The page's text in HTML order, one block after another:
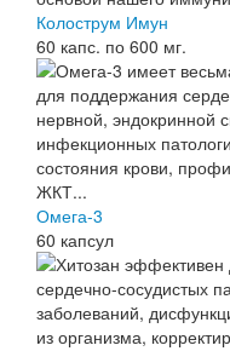
Колострум Имун
60 капс. по 600 мг.
Омега-3
60 капсул